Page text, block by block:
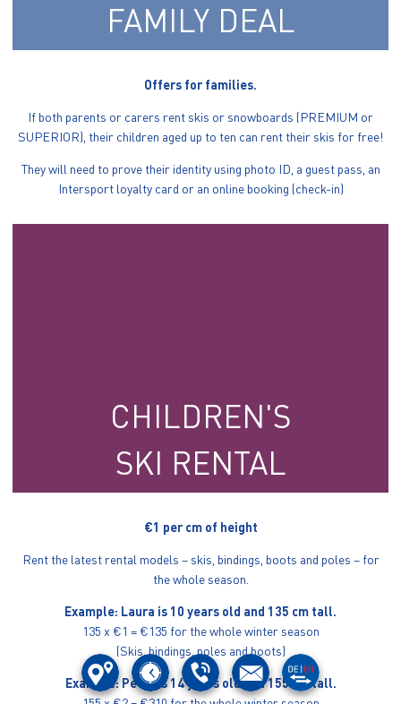
FAMILY DEAL
Offers for families.
If both parents or carers rent skis or snowboards (PREMIUM or
SUPERIOR), their children aged up to ten can rent their skis for free!
They will need to prove their identity using photo ID, a guest pass, an
Intersport loyalty card or an online booking (check-in)
CHILDREN'S
SKI RENTAL
€1 per cm of height
Rent the latest rental models – skis, bindings, boots and poles – for
the whole season.
Example: Laura is 10 years old and 135 cm tall.
135 x €1 = €135 for the whole winter season
(Skis, bindings, poles and boots)
Example: Peter is 14 years old and 155 cm tall.